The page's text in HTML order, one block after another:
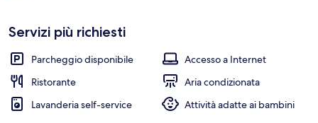
Servizi più richiesti
Parcheggio disponibile
Accesso a Internet
Ristorante
Aria condizionata
Lavanderia self-service
Attività adatte ai bambini